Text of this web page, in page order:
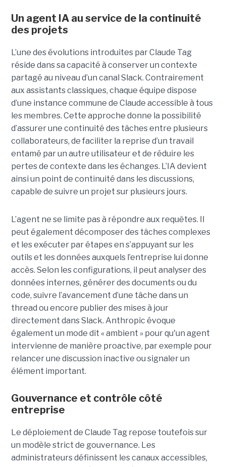
Un agent IA au service de la continuité
des projets
L’une des évolutions introduites par Claude Tag
réside dans sa capacité à conserver un contexte
partagé au niveau d’un canal Slack. Contrairement
aux assistants classiques, chaque équipe dispose
d’une instance commune de Claude accessible à tous
les membres. Cette approche donne la possibilité
d’assurer une continuité des tâches entre plusieurs
collaborateurs, de faciliter la reprise d’un travail
entamé par un autre utilisateur et de réduire les
pertes de contexte dans les échanges. L’IA devient
ainsi un point de continuité dans les discussions,
capable de suivre un projet sur plusieurs jours.
L’agent ne se limite pas à répondre aux requêtes. Il
peut également décomposer des tâches complexes
et les exécuter par étapes en s’appuyant sur les
outils et les données auxquels l’entreprise lui donne
accès. Selon les configurations, il peut analyser des
données internes, générer des documents ou du
code, suivre l’avancement d’une tâche dans un
thread ou encore publier des mises à jour
directement dans Slack. Anthropic évoque
également un mode dit « ambient » pour qu'un agent
intervienne de manière proactive, par exemple pour
relancer une discussion inactive ou signaler un
élément important.
Gouvernance et contrôle côté
entreprise
Le déploiement de Claude Tag repose toutefois sur
un modèle strict de gouvernance. Les
administrateurs définissent les canaux accessibles,